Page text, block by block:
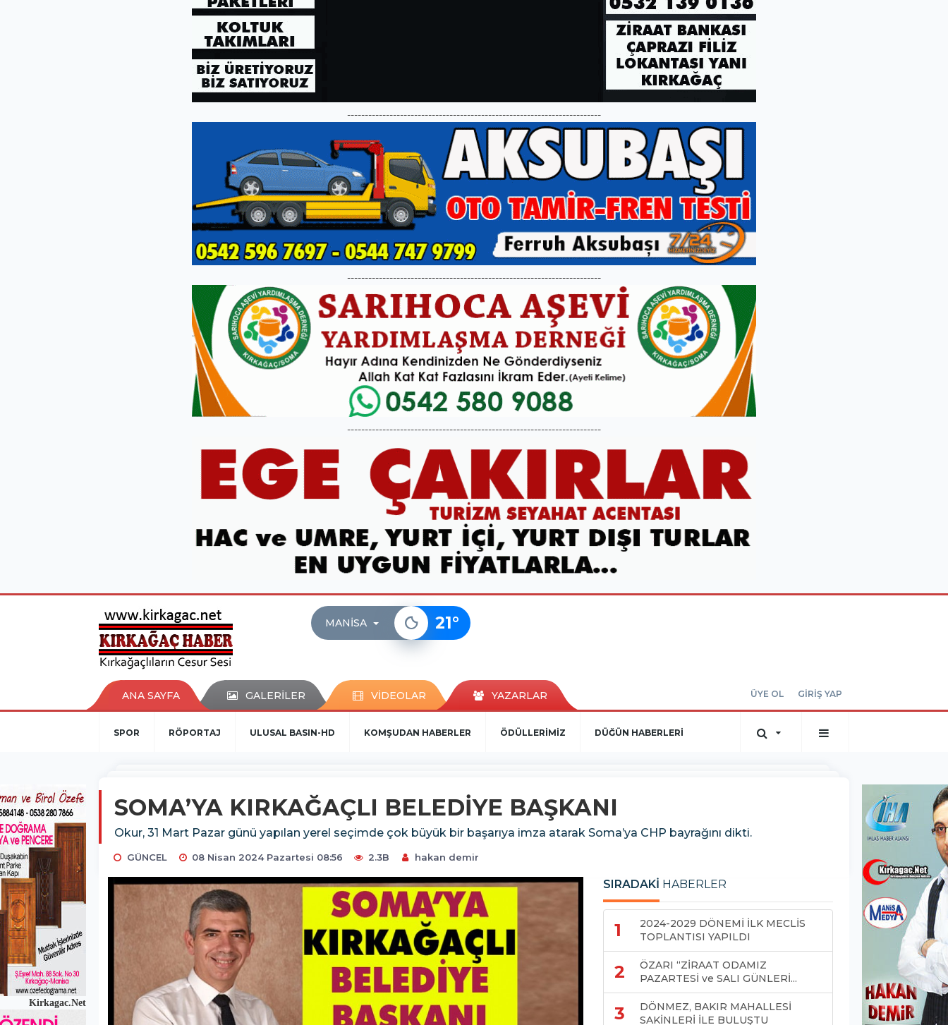
------------------------------------------------------------------------
------------------------------------------------------------------------
------------------------------------------------------------------------
MANISA 21°
ANA SAYFA GALERİLER VİDEOLAR YAZARLAR ÜYE OL GİRİŞ YAP
SPOR RÖPORTAJ ULUSAL BASIN-HD KOMŞUDAN HABERLER ÖDÜLLERİMİZ DÜĞÜN HABERLERİ
SOMA’YA KIRKAĞAÇLI BELEDİYE BAŞKANI
Okur, 31 Mart Pazar günü yapılan yerel seçimde çok büyük bir başarıya imza atarak Soma’ya CHP bayrağını dikti.
GÜNCEL 08 Nisan 2024 Pazartesi 08:56 2.3B hakan demir
SIRADAKİ HABERLER
1
2024-2029 DÖNEMİ İLK MECLİS
TOPLANTISI YAPILDI
2
ÖZARI “ZİRAAT ODAMIZ
PAZARTESİ ve SALI GÜNLERİ...
3
DÖNMEZ, BAKIR MAHALLESİ
SAKİNLERİ İLE BULUŞTU
Kirkagac.Net